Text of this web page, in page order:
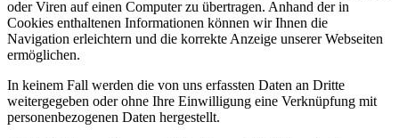
oder Viren auf einen Computer zu übertragen. Anhand der in
Cookies enthaltenen Informationen können wir Ihnen die
Navigation erleichtern und die korrekte Anzeige unserer Webseiten
ermöglichen.
In keinem Fall werden die von uns erfassten Daten an Dritte
weitergegeben oder ohne Ihre Einwilligung eine Verknüpfung mit
personenbezogenen Daten hergestellt.